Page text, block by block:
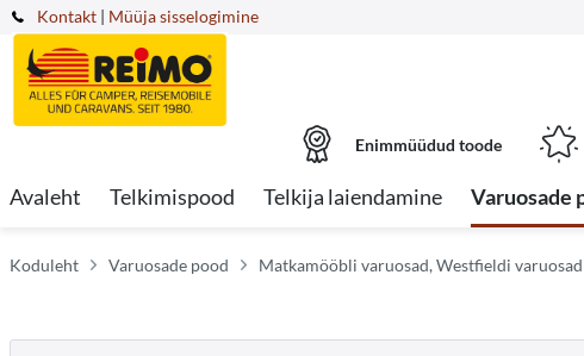
Kontakt | Müüja sisselogimine
Enimmüüdud toode
Avaleht Telkimispood Telkija laiendamine Varuosade
Koduleht Varuosade pood Matkamööbli varuosad, Westfieldi varuosad